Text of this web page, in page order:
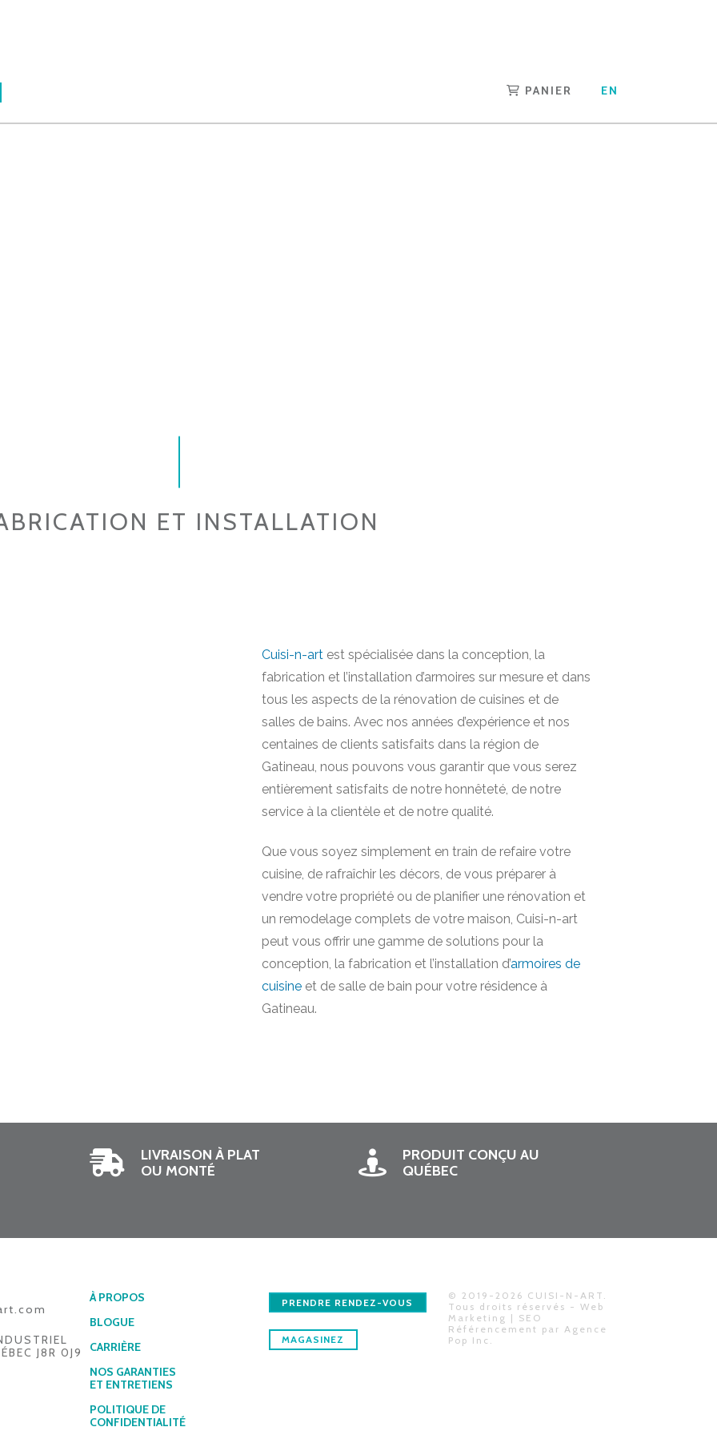
PANIER EN
ET INSTALLATION
Cuisi-n-art est spécialisée dans la conception, la
fabrication et l’installation d’armoires sur mesure et dans
tous les aspects de la rénovation de cuisines et de
salles de bains. Avec nos années d’expérience et nos
centaines de clients satisfaits dans la région de
Gatineau, nous pouvons vous garantir que vous serez
entièrement satisfaits de notre honnêteté, de notre
service à la clientèle et de notre qualité.
Que vous soyez simplement en train de refaire votre
cuisine, de rafraîchir les décors, de vous préparer à
vendre votre propriété ou de planifier une rénovation et
un remodelage complets de votre maison, Cuisi-n-art
peut vous offrir une gamme de solutions pour la
conception, la fabrication et l’installation d’armoires de
cuisine et de salle de bain pour votre résidence à
Gatineau.
LIVRAISON À PLAT
OU MONTÉ
PRODUIT CONÇU AU
QUÉBEC
J8R 0J9
À PROPOS
BLOGUE
CARRIÈRE
NOS GARANTIES
ET ENTRETIENS
POLITIQUE DE
CONFIDENTIALITÉ
PRENDRE RENDEZ-VOUS
MAGASINEZ
© 2019-2026 CUISI-N-ART.
Tous droits réservés - Web
Marketing | SEO
Référencement par Agence
Pop Inc .